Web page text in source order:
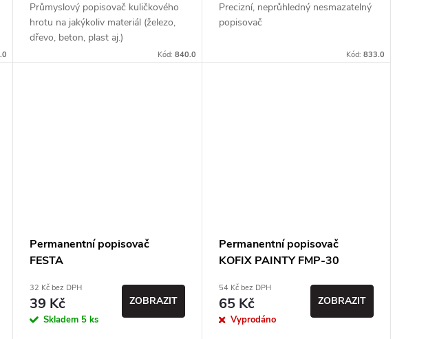
Průmyslový popisovač kuličkového
hrotu na jakýkoliv materiál (železo,
dřevo, beton, plast aj.)
Kód: 840.0
Precizní, neprůhledný nesmazatelný
popisovač
Kód: 833.0
Permanentní popisovač
FESTA
32 Kč bez DPH
39 Kč
Skladem 5 ks
ZOBRAZIT
Permanentní popisovač
KOFIX PAINTY FMP-30
54 Kč bez DPH
65 Kč
Vyprodáno
ZOBRAZIT